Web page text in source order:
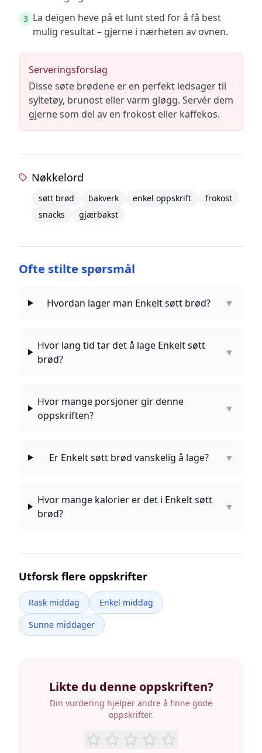
3 La deigen heve på et lunt sted for å få best
mulig resultat – gjerne i nærheten av ovnen.
Serveringsforslag
Disse søte brødene er en perfekt ledsager til
syltetøy, brunost eller varm gløgg. Servér dem
gjerne som del av en frokost eller kaffekos.
Nøkkelord
søtt brød bakverk enkel oppskrift
frokost
snacks
gjærbakst
Ofte stilte spørsmål
Hvordan lager man Enkelt søtt brød? ▼
Hvor lang tid tar det å lage Enkelt søtt
brød?
▼
Hvor mange porsjoner gir denne
oppskriften?
▼
Er Enkelt søtt brød vanskelig å lage? ▼
Hvor mange kalorier er det i Enkelt søtt
brød?
▼
Utforsk flere oppskrifter
Rask middag
Enkel middag
Sunne middager
Likte du denne oppskriften?
Din vurdering hjelper andre å finne gode
oppskrifter.